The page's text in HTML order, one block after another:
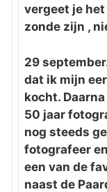
vergeet je
zonde zijn ,
29
dat ik mijn
kocht.
50 jaar
nog steeds
fotografeer
een van de
naast de